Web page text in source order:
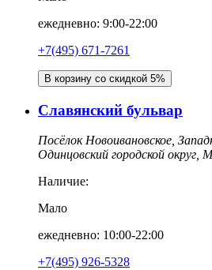
ежедневно: 9:00-22:00
+7(495) 671-7261
В корзину со скидкой 5%
Славянский бульвар
Посёлок Новоивановское,
Одинцовский городской округ,
Наличие:
Мало
ежедневно: 10:00-22:00
+7(495) 926-5328